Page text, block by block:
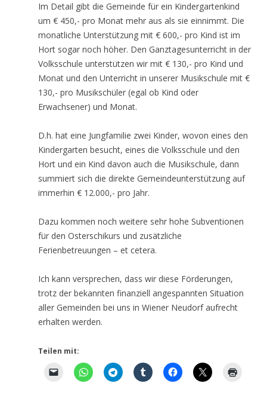
Im Detail gibt die Gemeinde für ein Kindergartenkind
um € 450,- pro Monat mehr aus als sie einnimmt. Die
monatliche Unterstützung mit € 600,- pro Kind ist im
Hort sogar noch höher. Den Ganztagesunterricht in der
Volksschule unterstützen wir mit € 130,- pro Kind und
Monat und den Unterricht in unserer Musikschule mit €
130,- pro Musikschüler (egal ob Kind oder
Erwachsener) und Monat.
D.h. hat eine Jungfamilie zwei Kinder, wovon eines den
Kindergarten besucht, eines die Volksschule und den
Hort und ein Kind davon auch die Musikschule, dann
summiert sich die direkte Gemeindeunterstützung auf
immerhin € 12.000,- pro Jahr.
Dazu kommen noch weitere sehr hohe Subventionen
für den Osterschikurs und zusätzliche
Ferienbetreuungen – et cetera.
Ich kann versprechen, dass wir diese Förderungen,
trotz der bekannten finanziell angespannten Situation
aller Gemeinden bei uns in Wiener Neudorf aufrecht
erhalten werden.
Teilen mit: